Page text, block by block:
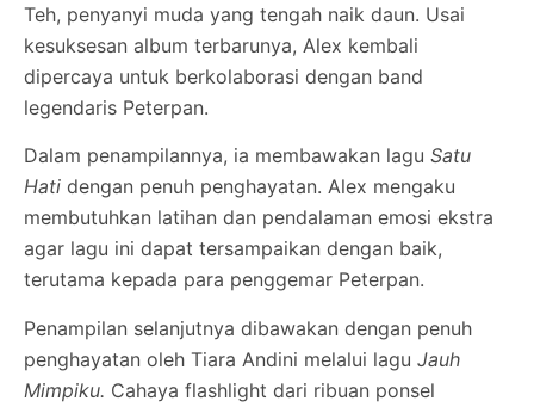
Teh, penyanyi muda yang tengah naik daun. Usai
kesuksesan album terbarunya, Alex kembali
dipercaya untuk berkolaborasi dengan band
legendaris Peterpan.
Dalam penampilannya, ia membawakan lagu Satu
Hati dengan penuh penghayatan. Alex mengaku
membutuhkan latihan dan pendalaman emosi ekstra
agar lagu ini dapat tersampaikan dengan baik,
terutama kepada para penggemar Peterpan.
Penampilan selanjutnya dibawakan dengan penuh
penghayatan oleh Tiara Andini melalui lagu Jauh
Mimpiku. Cahaya flashlight dari ribuan ponsel